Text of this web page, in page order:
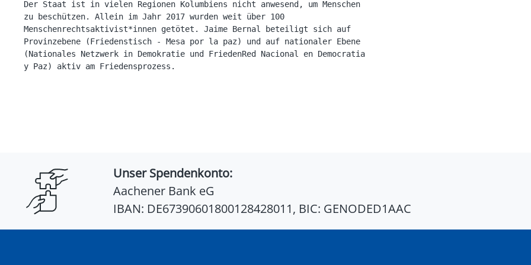
Der Staat ist in vielen Regionen Kolumbiens nicht anwesend, um Menschen
zu beschützen. Allein im Jahr 2017 wurden weit über 100
Menschenrechtsaktivist*innen getötet. Jaime Bernal beteiligt sich auf
Provinzebene (Friedenstisch - Mesa por la paz) und auf nationaler Ebene
(Nationales Netzwerk in Demokratie und FriedenRed Nacional en Democratia
y Paz) aktiv am Friedensprozess.
Unser Spendenkonto:
Aachener Bank eG
IBAN: DE67390601800128428011, BIC: GENODED1AAC